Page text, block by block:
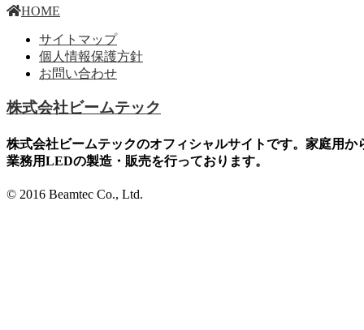
HOME
サイトマップ
個人情報保護方針
お問い合わせ
株式会社ビームテック
株式会社ビームテックのオフィシャルサイトです。家庭用か
業務用LEDの製造・販売を行っております。
© 2016 Beamtec Co., Ltd.